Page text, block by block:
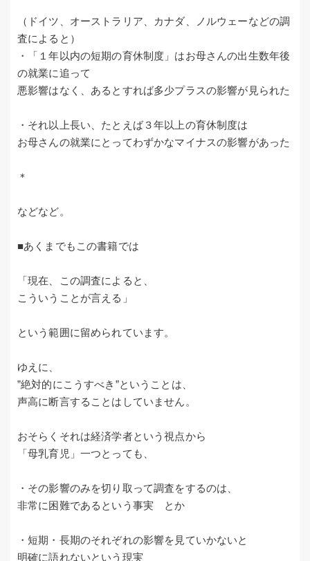
（ドイツ、オーストラリア、カナダ、ノルウェーなどの調
査によると）
・「１年以内の短期の育休制度」はお母さんの出生数年後
の就業に追って
悪影響はなく、あるとすれば多少プラスの影響が見られた
・それ以上長い、たとえば３年以上の育休制度は
お母さんの就業にとってわずかなマイナスの影響があった
＊
などなど。
■あくまでもこの書籍では
「現在、この調査によると、
こういうことが言える」
という範囲に留められています。
ゆえに、
”絶対的にこうすべき”ということは、
声高に断言することはしていません。
おそらくそれは経済学者という視点から
「母乳育児」一つとっても、
・その影響のみを切り取って調査をするのは、
非常に困難であるという事実 とか
・短期・長期のそれぞれの影響を見ていかないと
明確に語れないという現実